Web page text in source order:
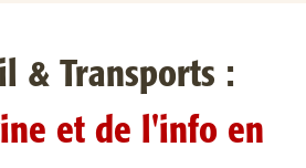
& Transports :
et de l'info en